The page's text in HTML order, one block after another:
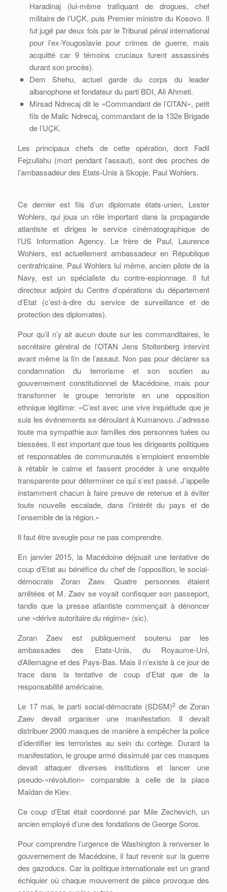
Haradinaj (lui-même trafiquant de drogues, chef
militaire de l’UÇK, puis Premier ministre du Kosovo. Il
fut jugé par deux fois par le Tribunal pénal international
pour l’ex-Yougoslavie pour crimes de guerre, mais
acquitté car 9 témoins cruciaux furent assassinés
durant son procès).
Dem Shehu, actuel garde du corps du leader
albanophone et fondateur du parti BDI, Ali Ahmeti.
Mirsad Ndrecaj dit le «Commandant de l’OTAN», petit
fils de Malic Ndrecaj, commandant de la 132e Brigade
de l’UÇK.
Les principaux chefs de cette opération, dont Fadil
Fejzullahu (mort pendant l’assaut), sont des proches de
l’ambassadeur des Etats-Unis à Skopje, Paul Wohlers.
Ce dernier est fils d’un diplomate états-unien, Lester
Wohlers, qui joua un rôle important dans la propagande
atlantiste et dirigea le service cinématographique de
l’US Information Agency. Le frère de Paul, Laurence
Wohlers, est actuellement ambassadeur en République
centrafricaine. Paul Wohlers lui même, ancien pilote de la
Navy, est un spécialiste du contre-espionnage. Il fut
directeur adjoint du Centre d’opérations du département
d’Etat (c’est-à-dire du service de surveillance et de
protection des diplomates).
Pour qu’il n’y ait aucun doute sur les commanditaires, le
secrétaire général de l’OTAN Jens Stoltenberg intervint
avant même la fin de l’assaut. Non pas pour déclarer sa
condamnation du terrorisme et son soutien au
gouvernement constitutionnel de Macédoine, mais pour
transformer le groupe terroriste en une opposition
ethnique légitime: «C’est avec une vive inquiétude que je
suis les événements se déroulant à Kumanovo. J’adresse
toute ma sympathie aux familles des personnes tuées ou
blessées. Il est important que tous les dirigeants politiques
et responsables de communautés s’emploient ensemble
à rétablir le calme et fassent procéder à une enquête
transparente pour déterminer ce qui s’est passé. J’appelle
instamment chacun à faire preuve de retenue et à éviter
toute nouvelle escalade, dans l’intérêt du pays et de
l’ensemble de la région.»
Il faut être aveugle pour ne pas comprendre.
En janvier 2015, la Macédoine déjouait une tentative de
coup d’Etat au bénéfice du chef de l’opposition, le social-
démocrate Zoran Zaev. Quatre personnes étaient
arrêtées et M. Zaev se voyait confisquer son passeport,
tandis que la presse atlantiste commençait à dénoncer
une «dérive autoritaire du régime» (sic).
Zoran Zaev est publiquement soutenu par les
ambassades des Etats-Unis, du Royaume-Uni,
d’Allemagne et des Pays-Bas. Mais il n’existe à ce jour de
trace dans la tentative de coup d’Etat que de la
responsabilité américaine.
Le 17 mai, le parti social-démocrate (SDSM)2 de Zoran
Zaev devait organiser une manifestation. Il devait
distribuer 2000 masques de manière à empêcher la police
d’identifier les terroristes au sein du cortège. Durant la
manifestation, le groupe armé dissimulé par ces masques
devait attaquer diverses institutions et lancer une
pseudo-«révolution» comparable à celle de la place
Maïdan de Kiev.
Ce coup d’Etat était coordonné par Mile Zechevich, un
ancien employé d’une des fondations de George Soros.
Pour comprendre l’urgence de Washington à renverser le
gouvernement de Macédoine, il faut revenir sur la guerre
des gazoducs. Car la politique internationale est un grand
échiquier où chaque mouvement de pièce provoque des